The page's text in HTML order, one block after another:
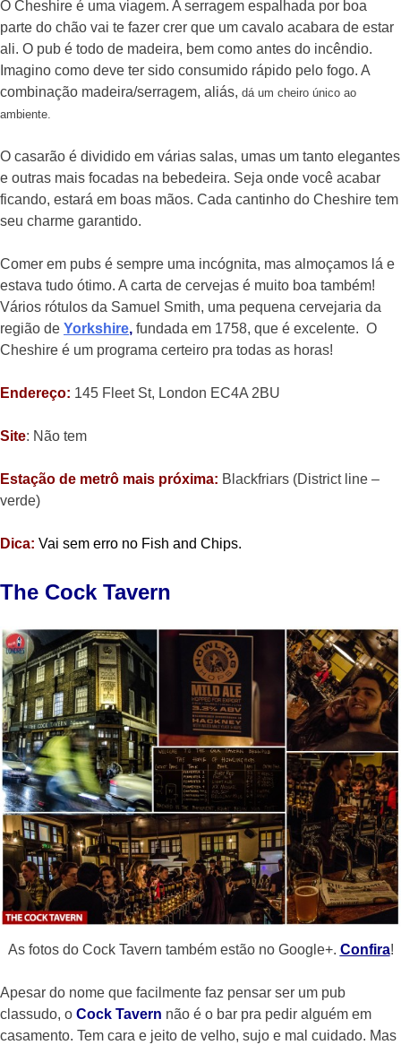
O Cheshire é uma viagem. A serragem espalhada por boa
parte do chão vai te fazer crer que um cavalo acabara de estar
ali. O pub é todo de madeira, bem como antes do incêndio.
Imagino como deve ter sido consumido rápido pelo fogo. A
combinação madeira/serragem, aliás, dá um cheiro único ao
ambiente.
O casarão é dividido em várias salas, umas um tanto elegantes
e outras mais focadas na bebedeira. Seja onde você acabar
ficando, estará em boas mãos. Cada cantinho do Cheshire tem
seu charme garantido.
Comer em pubs é sempre uma incógnita, mas almoçamos lá e
estava tudo ótimo. A carta de cervejas é muito boa também!
Vários rótulos da Samuel Smith, uma pequena cervejaria da
região de Yorkshire, fundada em 1758, que é excelente. O
Cheshire é um programa certeiro pra todas as horas!
Endereço: 145 Fleet St, London EC4A 2BU
Site: Não tem
Estação de metrô mais próxima: Blackfriars (District line –
verde)
Dica: Vai sem erro no Fish and Chips.
The Cock Tavern
As fotos do Cock Tavern também estão no Google+. Confira!
Apesar do nome que facilmente faz pensar ser um pub
classudo, o Cock Tavern não é o bar pra pedir alguém em
casamento. Tem cara e jeito de velho, sujo e mal cuidado. Mas